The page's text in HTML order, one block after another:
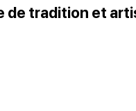
tradition et